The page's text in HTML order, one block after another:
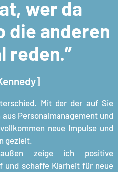
wer da
die anderen
reden.”
Mit der der auf Sie
Personalmanagement und
neue Impulse und
gezielt.
zeige ich positive
und schaffe Klarheit für neue